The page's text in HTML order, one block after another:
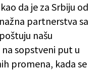
da je za Srbiju od
partnerstva sa
našu
sopstveni put u
promena, kada se